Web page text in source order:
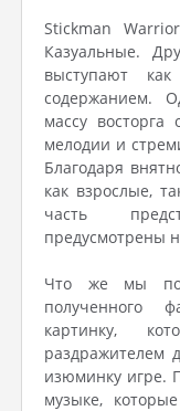
Stickman
Казуальные.
выступают
содержанием.
массу восторга
мелодии и
Благодаря
как взрослые,
часть
предусмотрены
Что же мы
полученного
картинку,
раздражителем
изюминку игре.
музыке,